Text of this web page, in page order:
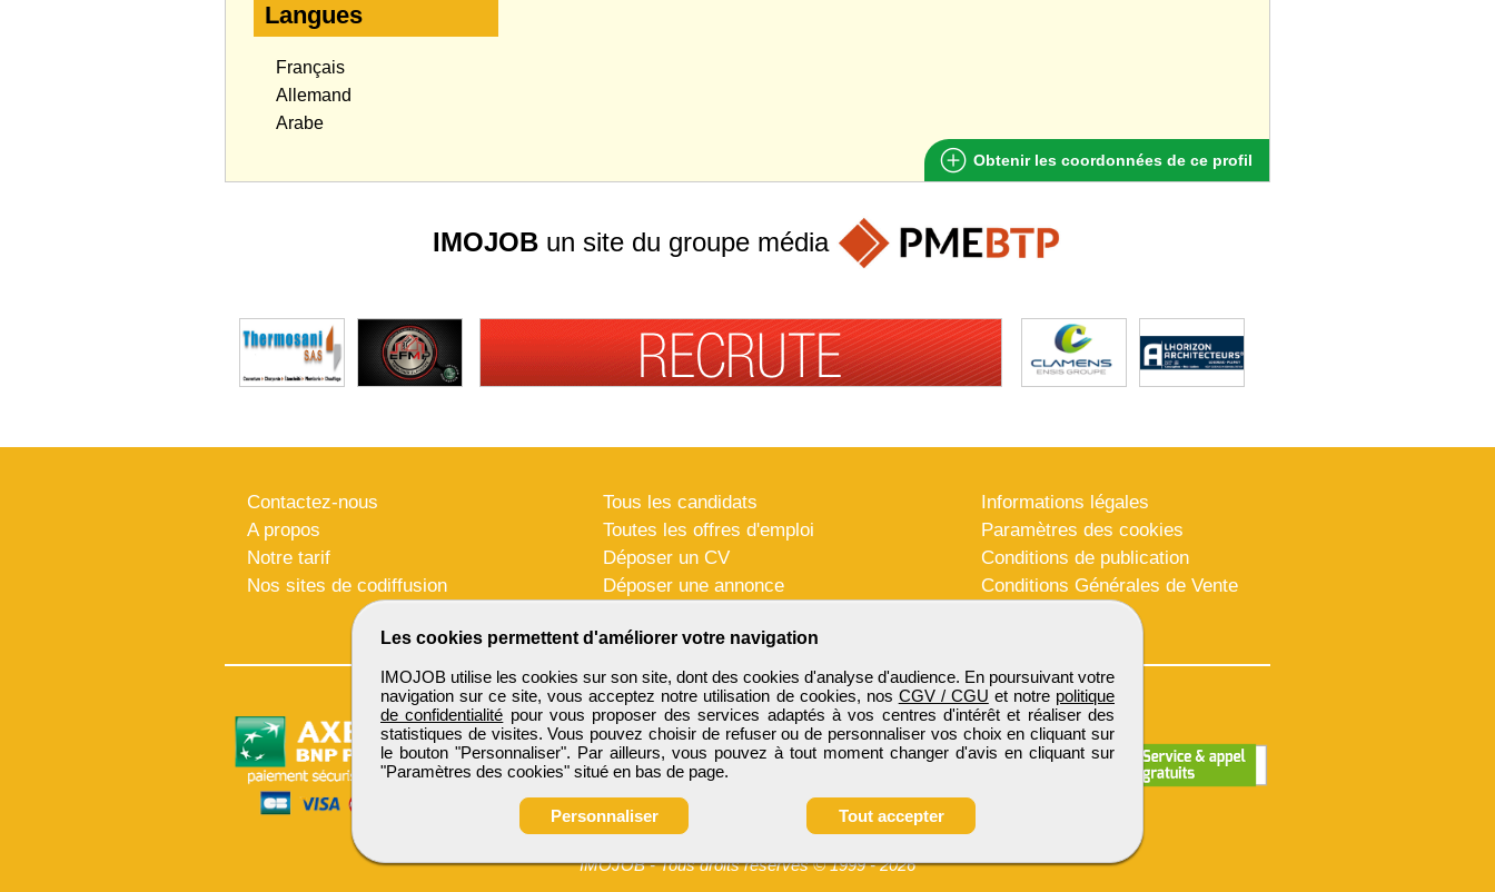
Langues
Français
Allemand
Arabe
Obtenir les coordonnées de ce profil
Les cookies permettent d'améliorer votre navigation
IMOJOB utilise les cookies sur son site, dont des cookies d'analyse d'audience. En poursuivant votre
navigation sur ce site, vous acceptez notre utilisation de cookies, nos CGV / CGU et notre politique
de confidentialité pour vous proposer des services adaptés à vos centres d'intérêt et réaliser des
statistiques de visites. Vous pouvez choisir de refuser ou de personnaliser vos choix en cliquant sur
le bouton "Personnaliser". Par ailleurs, vous pouvez à tout moment changer d'avis en cliquant sur
"Paramètres des cookies" situé en bas de page.
Personnaliser Tout accepter
IMOJOB un site du groupe média
Contactez-nous
A propos
Notre tarif
Nos sites de codiffusion
Tous les candidats
Toutes les offres d'emploi
Déposer un CV
Déposer une annonce
Informations légales
Paramètres des cookies
Conditions de publication
Conditions Générales de Vente
IMOJOB -Tous droits réservés © 1999 - 2026